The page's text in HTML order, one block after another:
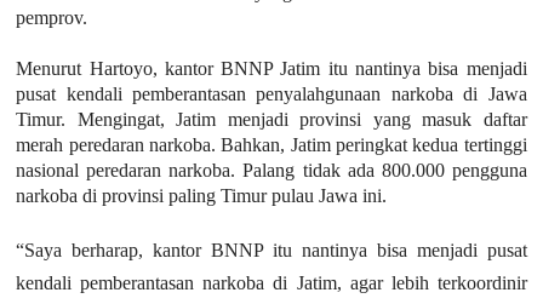
pemprov.
Menurut Hartoyo, kantor BNNP Jatim itu nantinya bisa menjadi
pusat kendali pemberantasan penyalahgunaan narkoba di Jawa
Timur. Mengingat, Jatim menjadi provinsi yang masuk daftar
merah peredaran narkoba. Bahkan, Jatim peringkat kedua tertinggi
nasional peredaran narkoba. Palang tidak ada 800.000 pengguna
narkoba di provinsi paling Timur pulau Jawa ini.
“Saya berharap, kantor BNNP itu nantinya bisa menjadi pusat
kendali pemberantasan narkoba di Jatim, agar lebih terkoordinir